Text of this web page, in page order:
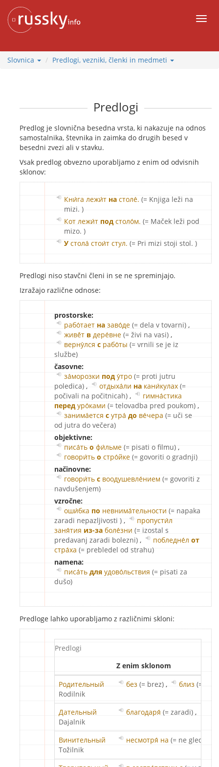
vsebini
Meni
Slovnica Predlogi, vezniki, členki in medmeti
Predlogi
Predlog je slovnična besedna vrsta, ki nakazuje na odnos
samostalnika, števnika in zaimka do drugih besed v
besedni zvezi ali v stavku.
Vsak predlog obvezno uporabljamo z enim od odvisnih
sklonov:
Кни́га лежи́т на столе́. (= Knjiga leži na
mizi. )
Кот лежи́т под столо́м. (= Maček leži pod
mizo. )
У стола́ стои́т стул. (= Pri mizi stoji stol. )
Predlogi niso stavčni členi in se ne spreminjajo.
Izražajo različne odnose:
prostorske:
рабо́тает на заво́де (= dela v tovarni) ,
живё́т в дере́вне (= živi na vasi) ,
верну́лся с рабо́ты (= vrnili se je iz
službe)
časovne:
за́морозки под у́тро (= proti jutru
poledica) , отдыха́ли на кани́кулах (=
počivali na počitnicah) ,
гимна́стика
перед уро́ками (= telovadba pred poukom) ,
занима́ется с утра́ до ве́чера (= uči se
od jutra do večera)
objektivne:
писа́ть о фи́льме (= pisati o filmu) ,
говори́ть о стро́йке (= govoriti o gradnji)
načinovne:
говори́ть с воодушевле́нием (= govoriti z
navdušenjem)
vzročne:
оши́бка по невнима́тельности (= napaka
zaradi nepazljivosti ) ,
пропусти́л
заня́тия из-за боле́зни (= izostal s
predavanj zaradi bolezni) , побледне́л от
стра́ха (= prebledel od strahu)
namena:
писа́ть для удово́льствия (= pisati za
dušo)
Predloge lahko uporabljamo z različnimi skloni:
Predlogi
Z enim sklonom
Родительный
Rodilnik
без (= brez) , близ (=
Дательный
Dajalnik
благодаря́ (= zaradi) ,
Винительный
Tožilnik
несмотря́ на (= ne glede na)